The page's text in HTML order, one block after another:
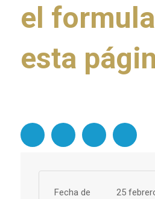
el
esta
Fecha de
25